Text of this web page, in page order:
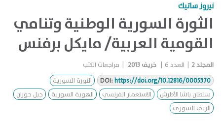
نيروز ساتيك
الثورة السورية الوطنية وتنامي
القومية العربية/ مايكل برفنس
المجلد2 العدد6 خريف 2013
مراجعات الكتب
DOI:https://doi.org/10.12816/0005370
الثورة السورية
سلطان باشا الأطرش
الاستعمار الفرنسي الهوية السورية
جبل حوران
الريف السوري